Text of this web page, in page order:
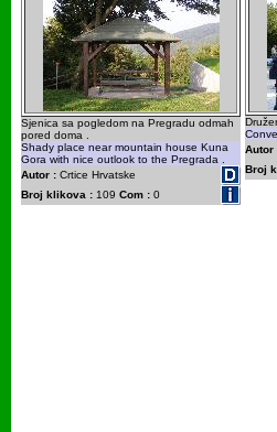
Sjenica sa pogledom na Pregradu odmah
pored doma .
Shady place near mountain house Kuna
Gora with nice outlook to the Pregrada .
Autor : Crtice Hrvatske
Broj klikova : 109 Com : 0
Autor
Broj